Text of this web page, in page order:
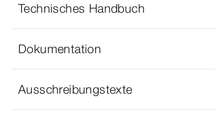
Technisches Handbuch
Dokumentation
Ausschreibungstexte